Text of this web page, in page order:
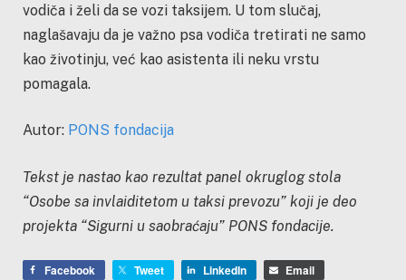
vodiča i želi da se vozi taksijem. U tom slučaj,
naglašavaju da je važno psa vodiča tretirati ne samo
kao životinju, već kao asistenta ili neku vrstu
pomagala.
Autor: PONS fondacija
Tekst je nastao kao rezultat panel okruglog stola
“Osobe sa invlaiditetom u taksi prevozu” koji je deo
projekta “Sigurni u saobraćaju” PONS fondacije.
Facebook Tweet LinkedIn Email